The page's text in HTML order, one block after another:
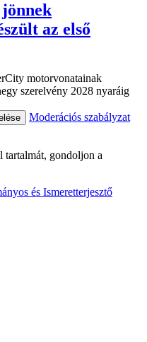
az első
motorvonatainak
szerelvény 2028 nyaráig
Moderációs szabályzat
gondoljon a
és Ismeretterjesztő